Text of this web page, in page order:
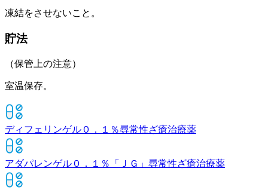
凍結をさせないこと。
貯法
（保管上の注意）
室温保存。
ディフェリンゲル０．１％尋常性ざ瘡治療薬
アダパレンゲル０．１％「ＪＧ」 尋常性ざ瘡治療薬